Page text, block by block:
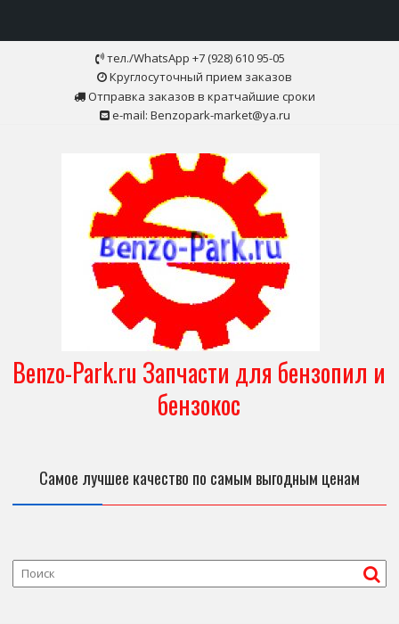
тел./WhatsApp +7 (928) 610 95-05
Круглосуточный прием заказов
Отправка заказов в кратчайшие сроки
e-mail: Benzopark-market@ya.ru
Benzo-Park.ru Запчасти для бензопил и
бензокос
Самое лучшее качество по самым выгодным ценам